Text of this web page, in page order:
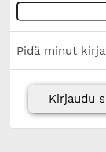
Pidä minut